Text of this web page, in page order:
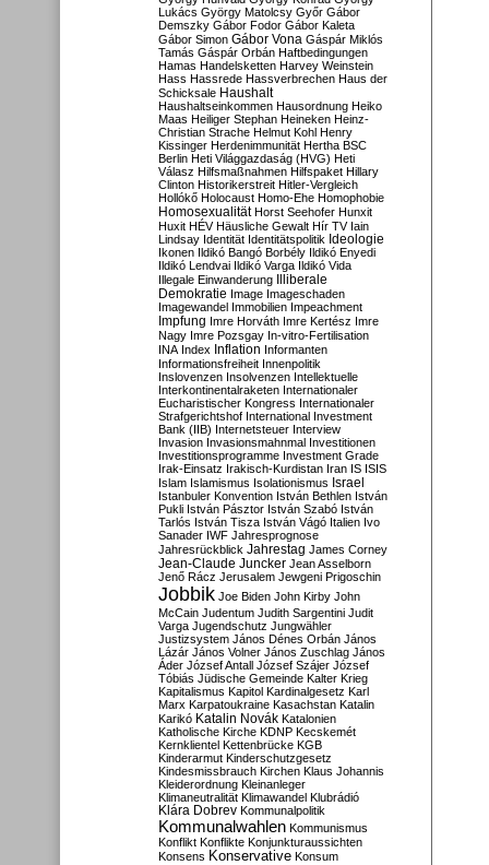
Lukács György Matolcsy Győr Gábor
Demszky Gábor Fodor Gábor Kaleta
Gábor Simon Gábor Vona Gáspár Miklós
Tamás Gáspár Orbán Haftbedingungen
Hamas Handelsketten Harvey Weinstein
Hass Hassrede Hassverbrechen Haus der
Schicksale Haushalt
Haushaltseinkommen Hausordnung Heiko
Maas Heiliger Stephan Heineken Heinz-
Christian Strache Helmut Kohl Henry
Kissinger Herdenimmunität Hertha BSC
Berlin Heti Világgazdaság (HVG) Heti
Válasz Hilfsmaßnahmen Hilfspaket Hillary
Clinton Historikerstreit Hitler-Vergleich
Hollókő Holocaust Homo-Ehe Homophobie
Homosexualität Horst Seehofer Hunxit
Huxit HÉV Häusliche Gewalt Hír TV Iain
Lindsay Identität Identitätspolitik Ideologie
Ikonen Ildikó Bangó Borbély Ildikó Enyedi
Ildikó Lendvai Ildikó Varga Ildikó Vida
Illegale Einwanderung Illiberale
Demokratie Image Imageschaden
Imagewandel Immobilien Impeachment
Impfung Imre Horváth Imre Kertész Imre
Nagy Imre Pozsgay In-vitro-Fertilisation
INA Index Inflation Informanten
Informationsfreiheit Innenpolitik
Inslovenzen Insolvenzen Intellektuelle
Interkontinentalraketen Internationaler
Eucharistischer Kongress Internationaler
Strafgerichtshof International Investment
Bank (IIB) Internetsteuer Interview
Invasion Invasionsmahnmal Investitionen
Investitionsprogramme Investment Grade
Irak-Einsatz Irakisch-Kurdistan Iran IS ISIS
Islam Islamismus Isolationismus Israel
Istanbuler Konvention István Bethlen István
Pukli István Pásztor István Szabó István
Tarlós István Tisza István Vágó Italien Ivo
Sanader IWF Jahresprognose
Jahresrückblick Jahrestag James Corney
Jean-Claude Juncker Jean Asselborn
Jenő Rácz Jerusalem Jewgeni Prigoschin
Jobbik Joe Biden John Kirby John
McCain Judentum Judith Sargentini Judit
Varga Jugendschutz Jungwähler
Justizsystem János Dénes Orbán János
Lázár János Volner János Zuschlag János
Áder József Antall József Szájer József
Tóbiás Jüdische Gemeinde Kalter Krieg
Kapitalismus Kapitol Kardinalgesetz Karl
Marx Karpatoukraine Kasachstan Katalin
Karikó Katalin Novák Katalonien
Katholische Kirche KDNP Kecskemét
Kernklientel Kettenbrücke KGB
Kinderarmut Kinderschutzgesetz
Kindesmissbrauch Kirchen Klaus Johannis
Kleiderordnung Kleinanleger
Klimaneutralität Klimawandel Klubrádió
Klára Dobrev Kommunalpolitik
Kommunalwahlen Kommunismus
Konflikt Konflikte Konjunkturaussichten
Konsens Konservative Konsum